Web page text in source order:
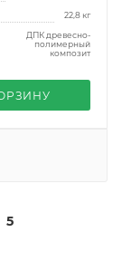
22,8 кг
ДПК древесно-
полимерный
композит
5